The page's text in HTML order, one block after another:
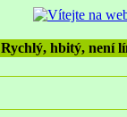
Rychlý, hbitý, není